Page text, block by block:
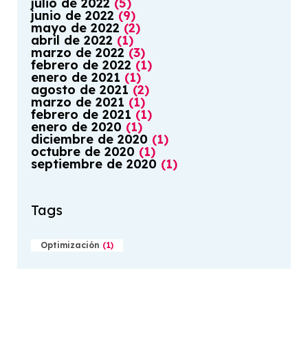
julio de2022 (5)
junio de2022 (9)
mayo de2022(2)
abril de2022 (1)
marzo de2022 (3)
febrero de2022(1)
enero de2021 (1)
agosto de2021 (2)
marzo de2021 (1)
febrero de2021(1)
enero de2020 (1)
diciembre de2020 (1)
octubre de2020 (1)
septiembre de2020 (1)
Tags
Optimización (1)